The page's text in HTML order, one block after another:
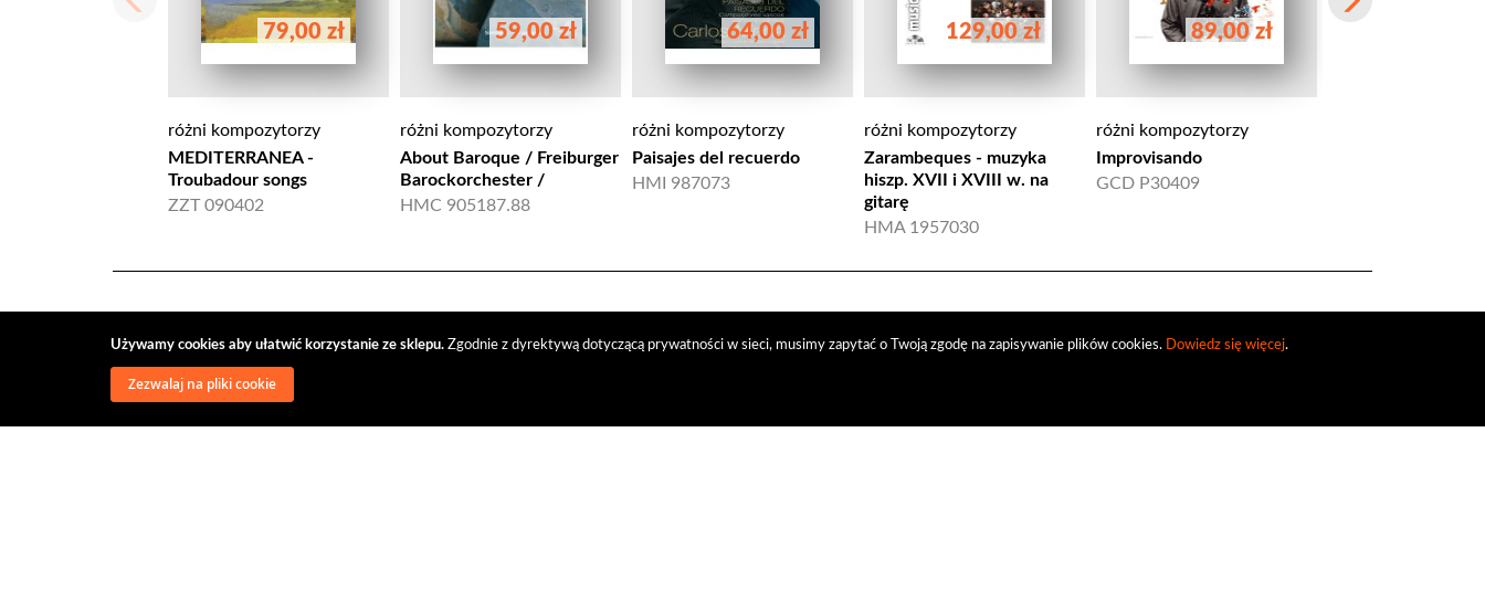
Używamy cookies aby ułatwić korzystanie ze sklepu. Zgodnie z dyrektywą dotyczącą prywatności w sieci, musimy zapytać o Twoją zgodę na zapisywanie plików cookies. Dowiedz się więcej.
Zezwalaj na pliki cookie
79,00 zł
różni kompozytorzy
MEDITERRANEA -
Troubadour songs
ZZT 090402
59,00 zł
różni kompozytorzy
About Baroque / Freiburger
Barockorchester /
HMC 905187.88
64,00 zł
różni kompozytorzy
Paisajes del recuerdo
HMI 987073
129,00 zł
różni kompozytorzy
Zarambeques - muzyka
hiszp. XVII i XVIII w. na
gitarę
HMA 1957030
89,00 zł
różni kompozytorzy
Improvisando
GCD P30409